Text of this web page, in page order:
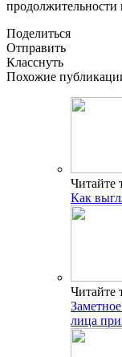
продолжительности
Поделиться
Отправить
Класснуть
Похожие
Читайте
Как
Читайте
лица